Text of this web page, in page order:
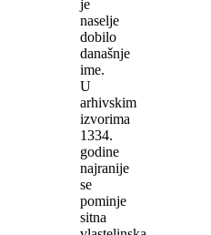
je
naselje
dobilo
današnje
ime.
U
arhivskim
izvorima
1334.
godine
najranije
se
pominje
sitna